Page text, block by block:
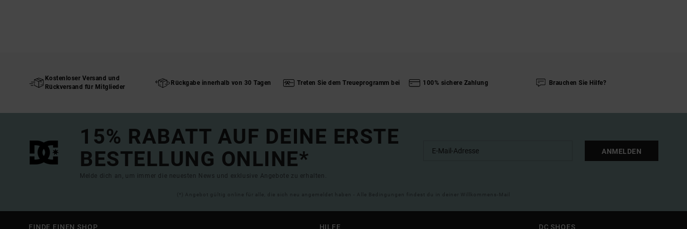
Kostenloser Versand und
Rückversand für Mitglieder
Rückgabe innerhalb von 30 Tagen Treten Sie dem Treueprogramm bei 100% sichere Zahlung Brauchen Sie Hilfe?
15% RABATT AUF DEINE ERSTE
BESTELLUNG ONLINE*
Melde dich an, um immer die neuesten News und exklusive Angebote zu erhalten.
ANMELDEN
(*) Angebot gültig online für alle, die sich neu angemeldet haben - Alle Bedingungen findest du in deiner Willkommens-Mail
FINDE EINEN SHOP HILFE DC SHOES